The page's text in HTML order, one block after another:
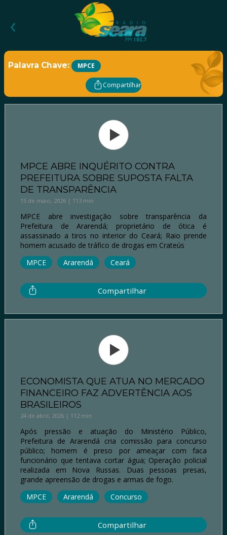
‹
Palavra Chave: MPCE
Compartilhar
MPCE ABRE INQUÉRITO CONTRA
PREFEITURA SOBRE SUPOSTA FALTA
DE TRANSPARÊNCIA
15 de maio, 2026 | 113 min
MPCE abre investigação sobre transparência da
Prefeitura de Ararendá; proprietário de ótica é
assassinado a tiros no interior do Ceará; Raio prende
homem acusado de tráfico de drogas em Crateús
MPCE
Ararendá Ceará
Compartilhar
ECONOMISTA QUE ATUA NO MERCADO
FINANCEIRO FAZ ADVERTÊNCIA AOS
BRASILEIROS
24 de abril, 2026 | 112 min
Após pressão e atuação do Ministério Público,
Prefeitura de Ararendá cria comissão para concurso
público; homem é preso por ameaçar com faca
funcionário que tentava cortar água; Operação policial
realizada em Nova Russas. Duas pessoas presas,
grande apreensão de drogas e armas de fogo.
MPCE
Ararendá Concurso
Compartilhar